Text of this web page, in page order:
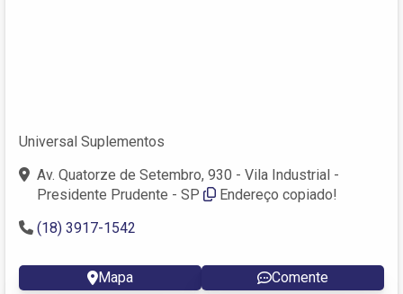
Universal Suplementos
Av. Quatorze de Setembro, 930 - Vila Industrial -
Presidente Prudente - SP
Endereço copiado!
(18) 3917-1542
Mapa Comente